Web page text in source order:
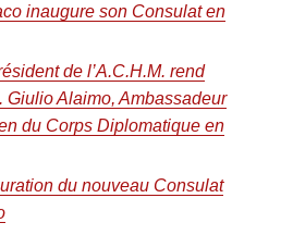
inaugure son Consulat en
de l’A.C.H.M. rend
Giulio Alaimo, Ambassadeur
du Corps Diplomatique en
du nouveau Consulat